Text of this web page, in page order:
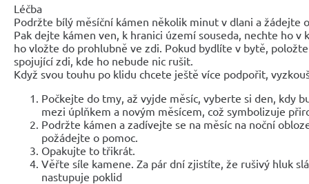
Léčba
Podržte bílý měsíční kámen několik minut v dlani a žádejte
Pak dejte kámen ven, k hranici území souseda, nechte ho
ho vložte do prohlubně ve zdi. Pokud bydlíte v bytě,
spojující zdi, kde ho nebude nic rušit.
Když svou touhu po klidu chcete ještě více podpořit,
Počkejte do tmy, až vyjde měsíc, vyberte si den, kdy
mezi úplňkem a novým měsícem, což symbolizuje
Podržte kámen a zadívejte se na měsíc na noční
požádejte o pomoc.
Opakujte to třikrát.
Věřte síle kamene. Za pár dní zjistíte, že rušivý hluk
nastupuje poklid